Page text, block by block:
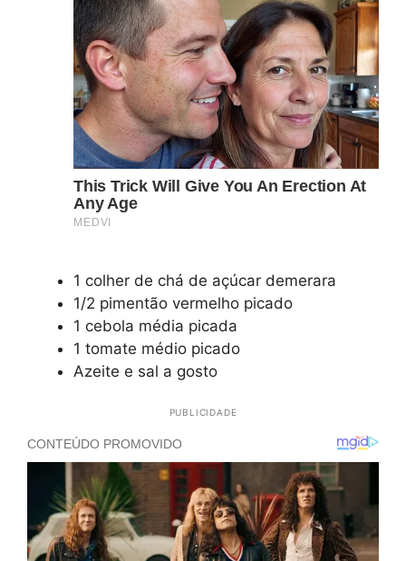
1 colher de chá de açúcar demerara
1/2 pimentão vermelho picado
1 cebola média picada
1 tomate médio picado
Azeite e sal a gosto
PUBLICIDADE